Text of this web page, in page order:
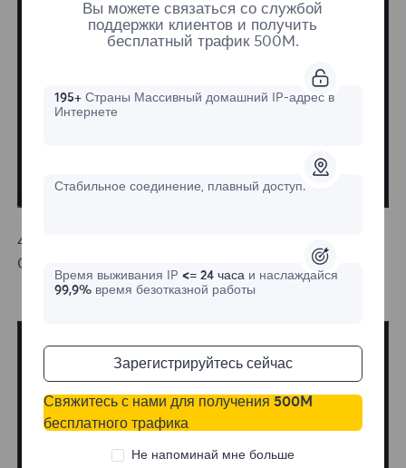
4.Click on Proxy, enter proxy settings, and finally click
OK, configuration completed.
Вы можете связаться со службой
поддержки клиентов и получить
бесплатный трафик 500M.
195+Страны Массивный домашний IP-адрес в
Интернете
Стабильное соединение, плавный доступ.
Время выживания IP <= 24 часа и наслаждайся
99,9%время безотказной работы
Зарегистрируйтесь сейчас
Свяжитесь с нами для получения 500M
бесплатного трафика
Не напоминай мне больше